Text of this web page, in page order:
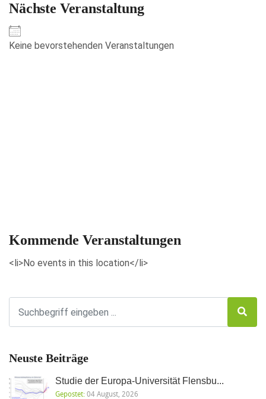
Nächste Veranstaltung
Keine bevorstehenden Veranstaltungen
Kommende Veranstaltungen
<li>No events in this location</li>
Neuste Beiträge
Studie der Europa-Universität Flensbu...
Gepostet:04 August, 2026